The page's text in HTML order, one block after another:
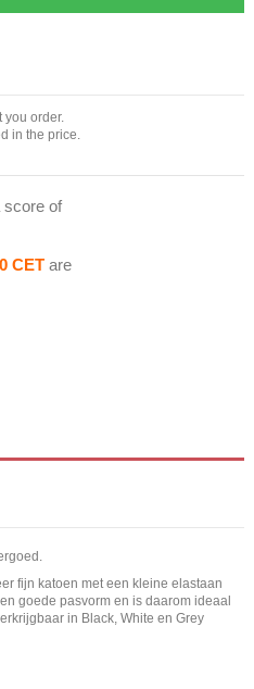
order.
in the price.
score of
CET are
fijn katoen met een kleine elastaan
goede pasvorm en is daarom ideaal
in Black, White en Grey